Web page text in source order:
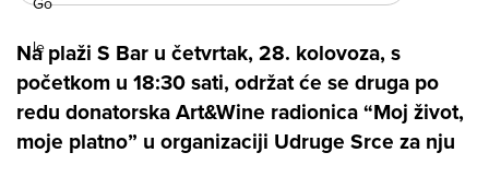
Na plaži S Bar u četvrtak, 28. kolovoza, s
početkom u 18:30 sati, održat će se druga po
redu donatorskaArt&Wine radionica“Moj život,
moje platno” u organizaciji Udruge Srce za nju